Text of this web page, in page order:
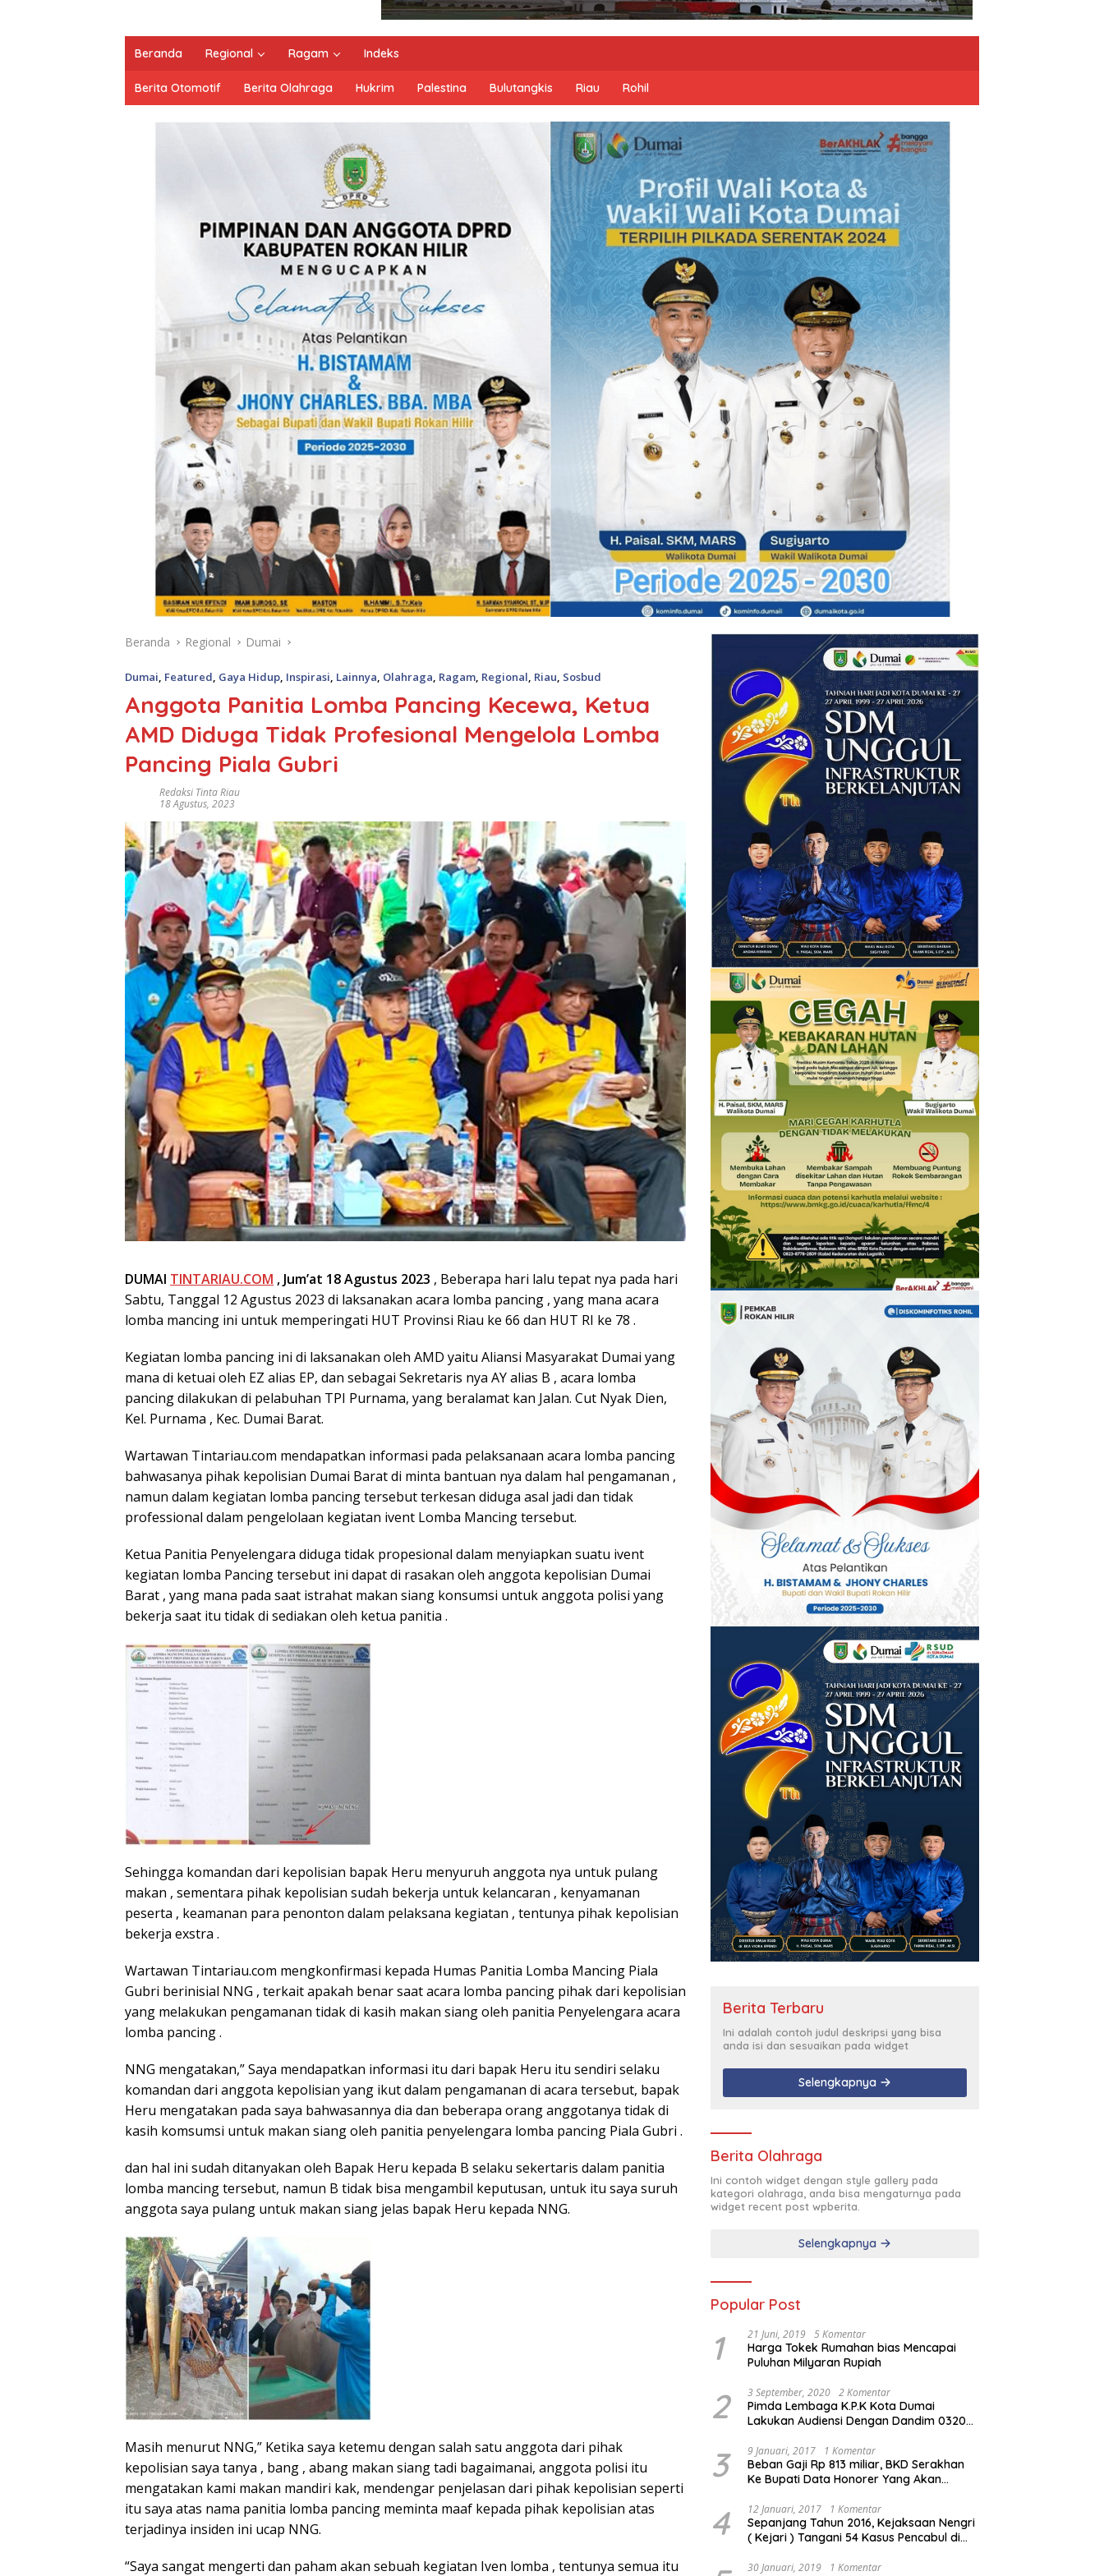
Beranda Regional Ragam Indeks
Berita Otomotif Berita Olahraga Hukrim Palestina Bulutangkis Riau Rohil
Beranda Regional Dumai
Dumai, Featured, Gaya Hidup, Inspirasi, Lainnya, Olahraga, Ragam, Regional, Riau, Sosbud
Anggota Panitia Lomba Pancing Kecewa, Ketua
AMD Diduga Tidak Profesional Mengelola Lomba
Pancing Piala Gubri
Redaksi Tinta Riau
18 Agustus, 2023
DUMAI TINTARIAU.COM , Jum’at 18 Agustus 2023 , Beberapa hari lalu tepat nya pada hari
Sabtu, Tanggal 12 Agustus 2023 di laksanakan acara lomba pancing , yang mana acara
lomba mancing ini untuk memperingati HUT Provinsi Riau ke 66 dan HUT RI ke 78 .
Kegiatan lomba pancing ini di laksanakan oleh AMD yaitu Aliansi Masyarakat Dumai yang
mana di ketuai oleh EZ alias EP, dan sebagai Sekretaris nya AY alias B , acara lomba
pancing dilakukan di pelabuhan TPI Purnama, yang beralamat kan Jalan. Cut Nyak Dien,
Kel. Purnama , Kec. Dumai Barat.
Wartawan Tintariau.com mendapatkan informasi pada pelaksanaan acara lomba pancing
bahwasanya pihak kepolisian Dumai Barat di minta bantuan nya dalam hal pengamanan ,
namun dalam kegiatan lomba pancing tersebut terkesan diduga asal jadi dan tidak
professional dalam pengelolaan kegiatan ivent Lomba Mancing tersebut.
Ketua Panitia Penyelengara diduga tidak propesional dalam menyiapkan suatu ivent
kegiatan lomba Pancing tersebut ini dapat di rasakan oleh anggota kepolisian Dumai
Barat , yang mana pada saat istrahat makan siang konsumsi untuk anggota polisi yang
bekerja saat itu tidak di sediakan oleh ketua panitia .
Sehingga komandan dari kepolisian bapak Heru menyuruh anggota nya untuk pulang
makan , sementara pihak kepolisian sudah bekerja untuk kelancaran , kenyamanan
peserta , keamanan para penonton dalam pelaksana kegiatan , tentunya pihak kepolisian
bekerja exstra .
Wartawan Tintariau.com mengkonfirmasi kepada Humas Panitia Lomba Mancing Piala
Gubri berinisial NNG , terkait apakah benar saat acara lomba pancing pihak dari kepolisian
yang melakukan pengamanan tidak di kasih makan siang oleh panitia Penyelengara acara
lomba pancing .
NNG mengatakan,” Saya mendapatkan informasi itu dari bapak Heru itu sendiri selaku
komandan dari anggota kepolisian yang ikut dalam pengamanan di acara tersebut, bapak
Heru mengatakan pada saya bahwasannya dia dan beberapa orang anggotanya tidak di
kasih komsumsi untuk makan siang oleh panitia penyelengara lomba pancing Piala Gubri .
dan hal ini sudah ditanyakan oleh Bapak Heru kepada B selaku sekertaris dalam panitia
lomba mancing tersebut, namun B tidak bisa mengambil keputusan, untuk itu saya suruh
anggota saya pulang untuk makan siang jelas bapak Heru kepada NNG.
Masih menurut NNG,” Ketika saya ketemu dengan salah satu anggota dari pihak
kepolisian saya tanya , bang , abang makan siang tadi bagaimanai, anggota polisi itu
mengatakan kami makan mandiri kak, mendengar penjelasan dari pihak kepolisian seperti
itu saya atas nama panitia lomba pancing meminta maaf kepada pihak kepolisian atas
terjadinya insiden ini ucap NNG.
“Saya sangat mengerti dan paham akan sebuah kegiatan Iven lomba , tentunya semua itu
Berita Terbaru
Ini adalah contoh judul deskripsi yang bisa
anda isi dan sesuaikan pada widget
Selengkapnya
Berita Olahraga
Ini contoh widget dengan style gallery pada
kategori olahraga, anda bisa mengaturnya pada
widget recent post wpberita.
Selengkapnya
Popular Post
1 21 Juni, 2019 5 Komentar
Harga Tokek Rumahan bias Mencapai
Puluhan Milyaran Rupiah
2 3 September, 2020 2 Komentar
Pimda Lembaga K.P.K Kota Dumai
Lakukan Audiensi Dengan Dandim 0320
3 9 Januari, 2017 1 Komentar
Beban Gaji Rp 813 miliar, BKD Serakhan
Ke Bupati Data Honorer Yang Akan
4 12 Januari, 2017 1 Komentar
Sepanjang Tahun 2016, Kejaksaan Nengri
( Kejari ) Tangani 54 Kasus Pencabul di
30 Januari, 2019 1 Komentar